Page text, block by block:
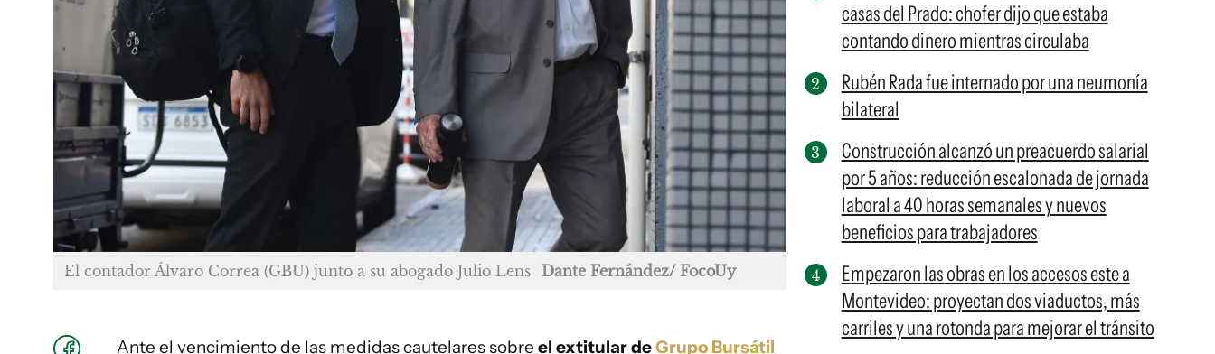
El contador Álvaro Correa (GBU) junto a su abogado Julio Lens Dante Fernández/ FocoUy
Ante el vencimiento de las medidas cautelares sobre el extitular deGrupo Bursátil
casas del Prado: chofer dijo que estaba
contando dinero mientras circulaba
Rubén Rada fue internado por una neumonía
bilateral
Construcción alcanzó un preacuerdo salarial
por 5 años: reducción escalonada de jornada
laboral a 40 horas semanales y nuevos
beneficios para trabajadores
Empezaron las obras en los accesos este a
Montevideo: proyectan dos viaductos, más
carriles y una rotonda para mejorar el tránsito